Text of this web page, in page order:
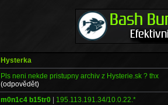
Hysterka
Pls neni nekde pristupny archiv z Hysterie.sk ? thx
(odpovědět)
m0n1c4 b15tr0 | 195.113.191.34/10.0.22.*